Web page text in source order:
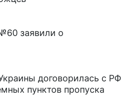
заявили о
договорилась с РФ
пунктов пропуска